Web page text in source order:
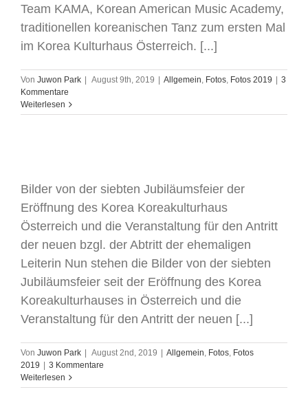
Team KAMA, Korean American Music Academy,
traditionellen koreanischen Tanz zum ersten Mal
im Korea Kulturhaus Österreich. [...]
Von Juwon Park August 9th, 2019 Allgemein, Fotos, Fotos 2019
3
Kommentare
Weiterlesen
Bilder von der siebten Jubiläumsfeier der
Eröffnung des Korea Koreakulturhaus
Österreich und die Veranstaltung für den Antritt
der neuen bzgl. der Abtritt der ehemaligen
Leiterin Nun stehen die Bilder von der siebten
Jubiläumsfeier seit der Eröffnung des Korea
Koreakulturhauses in Österreich und die
Veranstaltung für den Antritt der neuen [...]
Von Juwon Park August 2nd, 2019 Allgemein, Fotos, Fotos
2019
3 Kommentare
Weiterlesen